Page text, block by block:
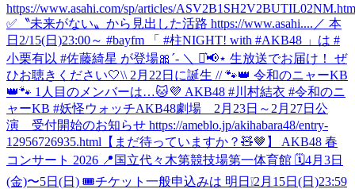
https://www.asahi.com/sp/articles/
✅〝未来がない〟から見出した活路 https://www.asahi.... ／ 本
日2/15(日)23:00～ #bayfm 「 #柱NIGHT! with #AKB48 」は #
小栗有以 #佐藤綺星 が登場🎀´‐ ＼ ⋆͛📢⋆ 生放送でお届け！ ぜ
ひお聴きください🤍\\ 2月22日に誕生 // 🐾👑 令和のニャーKB
👑🐾 1人目のメンバーは…🐱💜 AKB48 #川村結衣 #令和のニ
ャーKB #妖怪ウォッチAKB48劇場 2月23日～2月27日公
演 受付開始のお知らせ https://ameblo.jp/akihabara48/entry-
12956726935.html 【まだ待っていますか？🧸🤎】 AKB48 春
コンサート 2026 📍国立代々木第競技場第一体育館 🗓️4月3日
(金)〜5日(日) 🎟️チケット一般申込みは 明日❕2月15日(日)23:59